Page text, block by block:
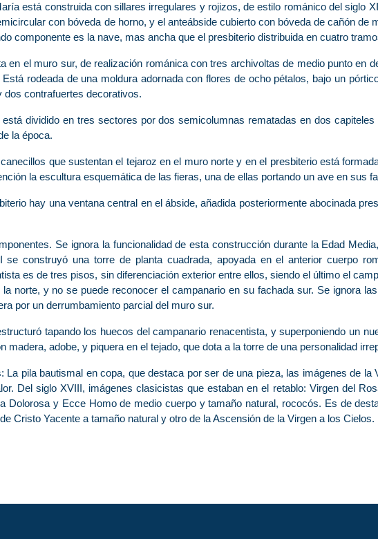
está construida con sillares irregulares y rojizos, de estilo románico del siglo
con bóveda de horno, y el anteábside cubierto con bóveda de cañón de
componente es la nave, mas ancha que el presbiterio distribuida en cuatro
en el muro sur, de realización románica con tres archivoltas de medio punto en
rodeada de una moldura adornada con flores de ocho pétalos, bajo un
dos contrafuertes decorativos.
está dividido en tres sectores por dos semicolumnas rematadas en dos
la época.
que sustentan el tejaroz en el muro norte y en el presbiterio está
la escultura esquemática de las fieras, una de ellas portando un ave en sus
hay una ventana central en el ábside, añadida posteriormente abocinada
Se ignora la funcionalidad de esta construcción durante la Edad
construyó una torre de planta cuadrada, apoyada en el anterior cuerpo
es de tres pisos, sin diferenciación exterior entre ellos, siendo el último el
norte, y no se puede reconocer el campanario en su fachada sur. Se ignora
por un derrumbamiento parcial del muro sur.
tapando los huecos del campanario renacentista, y superponiendo un
madera, adobe, y piquera en el tejado, que dota a la torre de una personalidad
La pila bautismal en copa, que destaca por ser de una pieza, las imágenes de
Del siglo XVIII, imágenes clasicistas que estaban en el retablo: Virgen del
Dolorosa y Ecce Homo de medio cuerpo y tamaño natural, rococós. Es de
Cristo Yacente a tamaño natural y otro de la Ascensión de la Virgen a los Cielos.